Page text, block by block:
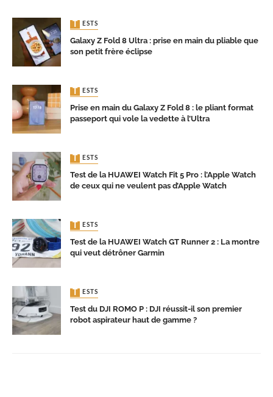
TESTS
Galaxy Z Fold 8 Ultra : prise en main du pliable que
son petit frère éclipse
TESTS
Prise en main du Galaxy Z Fold 8 : le pliant format
passeport qui vole la vedette à l’Ultra
TESTS
Test de la HUAWEI Watch Fit 5 Pro : l’Apple Watch
de ceux qui ne veulent pas d’Apple Watch
TESTS
Test de la HUAWEI Watch GT Runner 2 : La montre
qui veut détrôner Garmin
TESTS
Test du DJI ROMO P : DJI réussit-il son premier
robot aspirateur haut de gamme ?